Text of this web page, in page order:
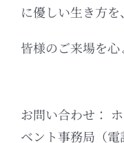
に優しい生き方を
皆様のご来場を心
お問い合わせ：
ベント事務局（電